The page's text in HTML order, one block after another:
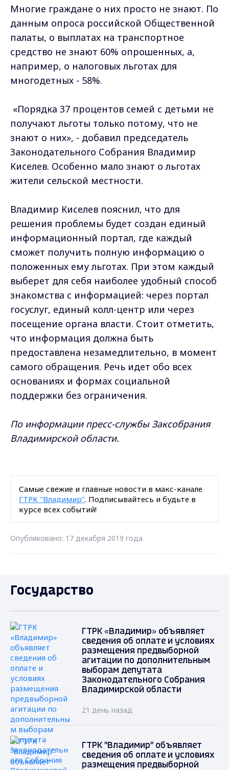
Многие граждане о них просто не знают. По
данным опроса российской Общественной
палаты, о выплатах на транспортное
средство не знают 60% опрошенных, а,
например, о налоговых льготах для
многодетных - ​58%.
«Порядка 37 процентов семей с детьми не
получают льготы только потому, что не
знают о них», - добавил председатель
Законодательного Собрания Владимир
Киселев. Особенно мало знают о льготах
жители сельской местности.
Владимир Киселев пояснил, что для
решения проблемы будет создан единый
информационный портал, где каждый
сможет получить полную информацию о
положенных ему льготах. При этом каждый
выберет для себя наиболее удобный способ
знакомства с информацией: через портал
госуслуг, единый колл-центр или через
посещение органа власти. Стоит отметить,
что информация должна быть
предоставлена незамедлительно, в момент
самого обращения. Речь идет обо всех
основаниях и формах социальной
поддержки без ограничения.
По информации пресс-службы Заксобрания
Владимирской области.
Самые свежие и главные новости в макс-канале
ГТРК "Владимир". Подписывайтесь и будьте в
курсе всех событий!
Опубликовано: 17 декабря 2019 года
Государство
ГТРК «Владимир» объявляет
сведения об оплате и условиях
размещения предвыборной
агитации по дополнительным
выборам депутата
Законодательного Собрания
Владимирской области
21 день назад
ГТРК "Владимир" объявляет
сведения об оплате и условиях
размещения предвыборной